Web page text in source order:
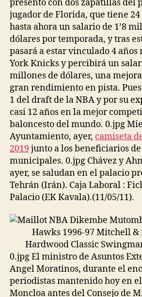
presentó con dos zapatillas del
jugador de Florida, que tiene
hasta ahora un salario de 1’8
dólares por temporada, y tras
pasará a estar vinculado 4 años
York Knicks y percibirá un
millones de dólares, una
gran rendimiento en pista.
1 del draft de la NBA y por su
casi 12 años en la mejor
baloncesto del mundo. 0.jpg
Ayuntamiento, ayer, camiseta
2019 junto a los beneficiarios
municipales. 0.jpg Chávez y
ayer, se saludan en el palacio
Tehrán (Irán). Caja Laboral :
Palacio (EK Kavala).(11/05/11).
0.jpg El ministro de Asuntos
Angel Moratinos, durante el
periodistas mantenido hoy en
Moncloa antes del Consejo de